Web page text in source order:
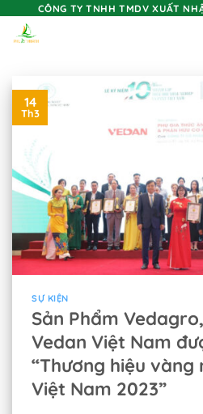
CÔNG TY TNHH TMDV XUẤT
14
Th3
SỰ KIỆN
Sản Phẩm
Vedan Việt Nam
“Thương hiệu vàng
Việt Nam 2023”